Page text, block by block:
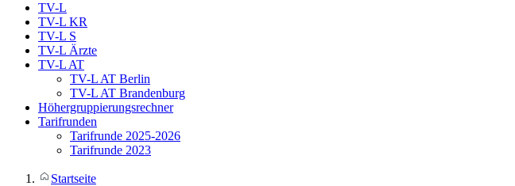
TV-L
TV-L KR
TV-L S
TV-L Ärzte
TV-L AT
TV-L AT Berlin
TV-L AT Brandenburg
Höhergruppierungsrechner
Tarifrunden
Tarifrunde 2025-2026
Tarifrunde 2023
Startseite